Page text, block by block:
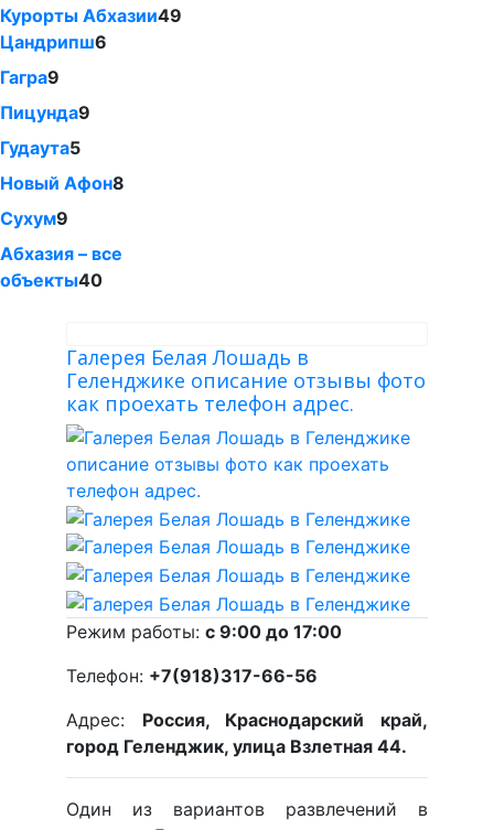
Курорты Абхазии49
Цандрипш6
Гагра9
Пицунда9
Гудаута5
Новый Афон8
Сухум9
Абхазия – все
объекты40
Галерея Белая Лошадь в
Геленджике описание отзывы фото
как проехать телефон адрес.
Режим работы: с 9:00 до 17:00
Телефон: +7(918)317-66-56
Адрес: Россия, Краснодарский край,
город Геленджик, улица Взлетная 44.
Один из вариантов развлечений в